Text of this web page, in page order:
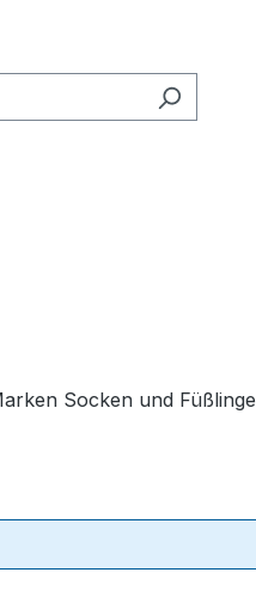
Socken und Füßlinge